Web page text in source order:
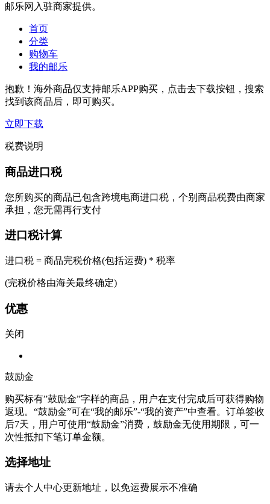
邮乐网入驻商家提供。
首页
分类
购物车
我的邮乐
抱歉！海外商品仅支持邮乐APP购买，点击去下载按钮，搜索
找到该商品后，即可购买。
立即下载
税费说明
商品进口税
您所购买的商品已包含跨境电商进口税，个别商品税费由商家
承担，您无需再行支付
进口税计算
进口税 = 商品完税价格(包括运费) * 税率
(完税价格由海关最终确定)
优惠
关闭
鼓励金
购买标有”鼓励金”字样的商品，用户在支付完成后可获得购物
返现。“鼓励金”可在“我的邮乐”-“我的资产”中查看。订单签收
后7天，用户可使用“鼓励金”消费，鼓励金无使用期限，可一
次性抵扣下笔订单金额。
选择地址
请去个人中心更新地址，以免运费展示不准确